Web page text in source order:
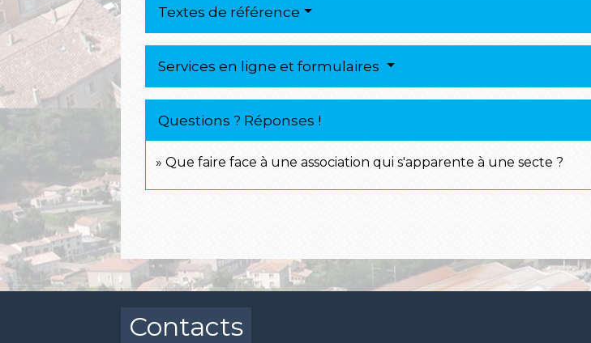
Textes de référence
Services en ligne et formulaires
Questions ? Réponses !
Que faire face à une association qui s'apparente à une secte ?
Contacts